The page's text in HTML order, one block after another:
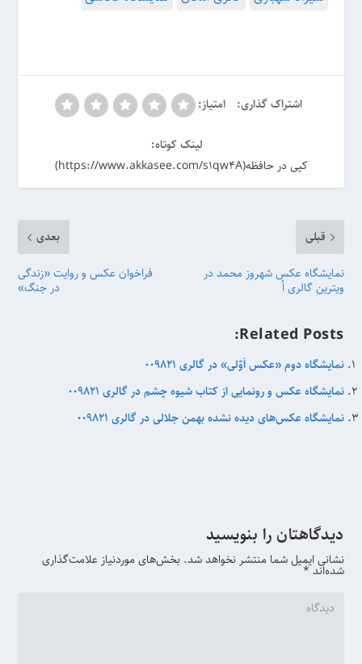
اشتراک گذاری: امتیاز:
لینک کوتاه:
کپی در حافظه(https://www.akkasee.com/s1qw4A)
قبلی
نمایشگاه عکس شهروز محمد در
ویترین گالری اُ
بعدی
فراخوان عکس و روایت «زندگی
در جنگ»
Related Posts:
نمایشگاه دوم «عکس اَوّلی» در گالری ۰۰۹۸۲۱
نمایشگاه عکس و رونمایی از کتاب شیوه چشم در گالری 009821
نمایشگاه عکس‌های دیده نشده بهمن جلالی در گالری 009821
دیدگاهتان را بنویسید
نشانی ایمیل شما منتشر نخواهد شد. بخش‌های موردنیاز علامت‌گذاری
شده‌اند*